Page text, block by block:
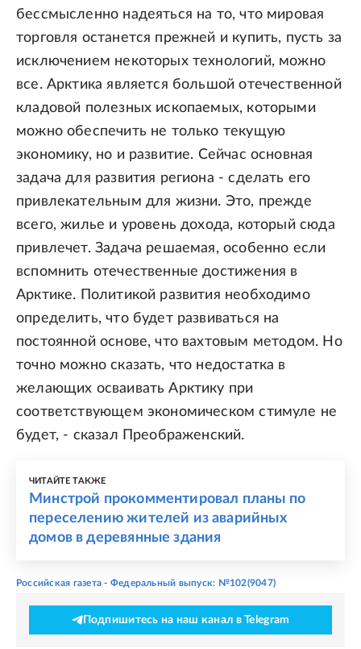
бессмысленно надеяться на то, что мировая
торговля останется прежней и купить, пусть за
исключением некоторых технологий, можно
все. Арктика является большой отечественной
кладовой полезных ископаемых, которыми
можно обеспечить не только текущую
экономику, но и развитие. Сейчас основная
задача для развития региона - сделать его
привлекательным для жизни. Это, прежде
всего, жилье и уровень дохода, который сюда
привлечет. Задача решаемая, особенно если
вспомнить отечественные достижения в
Арктике. Политикой развития необходимо
определить, что будет развиваться на
постоянной основе, что вахтовым методом. Но
точно можно сказать, что недостатка в
желающих осваивать Арктику при
соответствующем экономическом стимуле не
будет, - сказал Преображенский.
ЧИТАЙТЕ ТАКЖЕ
Минстрой прокомментировал планы по
переселению жителей из аварийных
домов в деревянные здания
Российская газета - Федеральный выпуск: №102(9047)
Подпишитесь на наш канал в Telegram